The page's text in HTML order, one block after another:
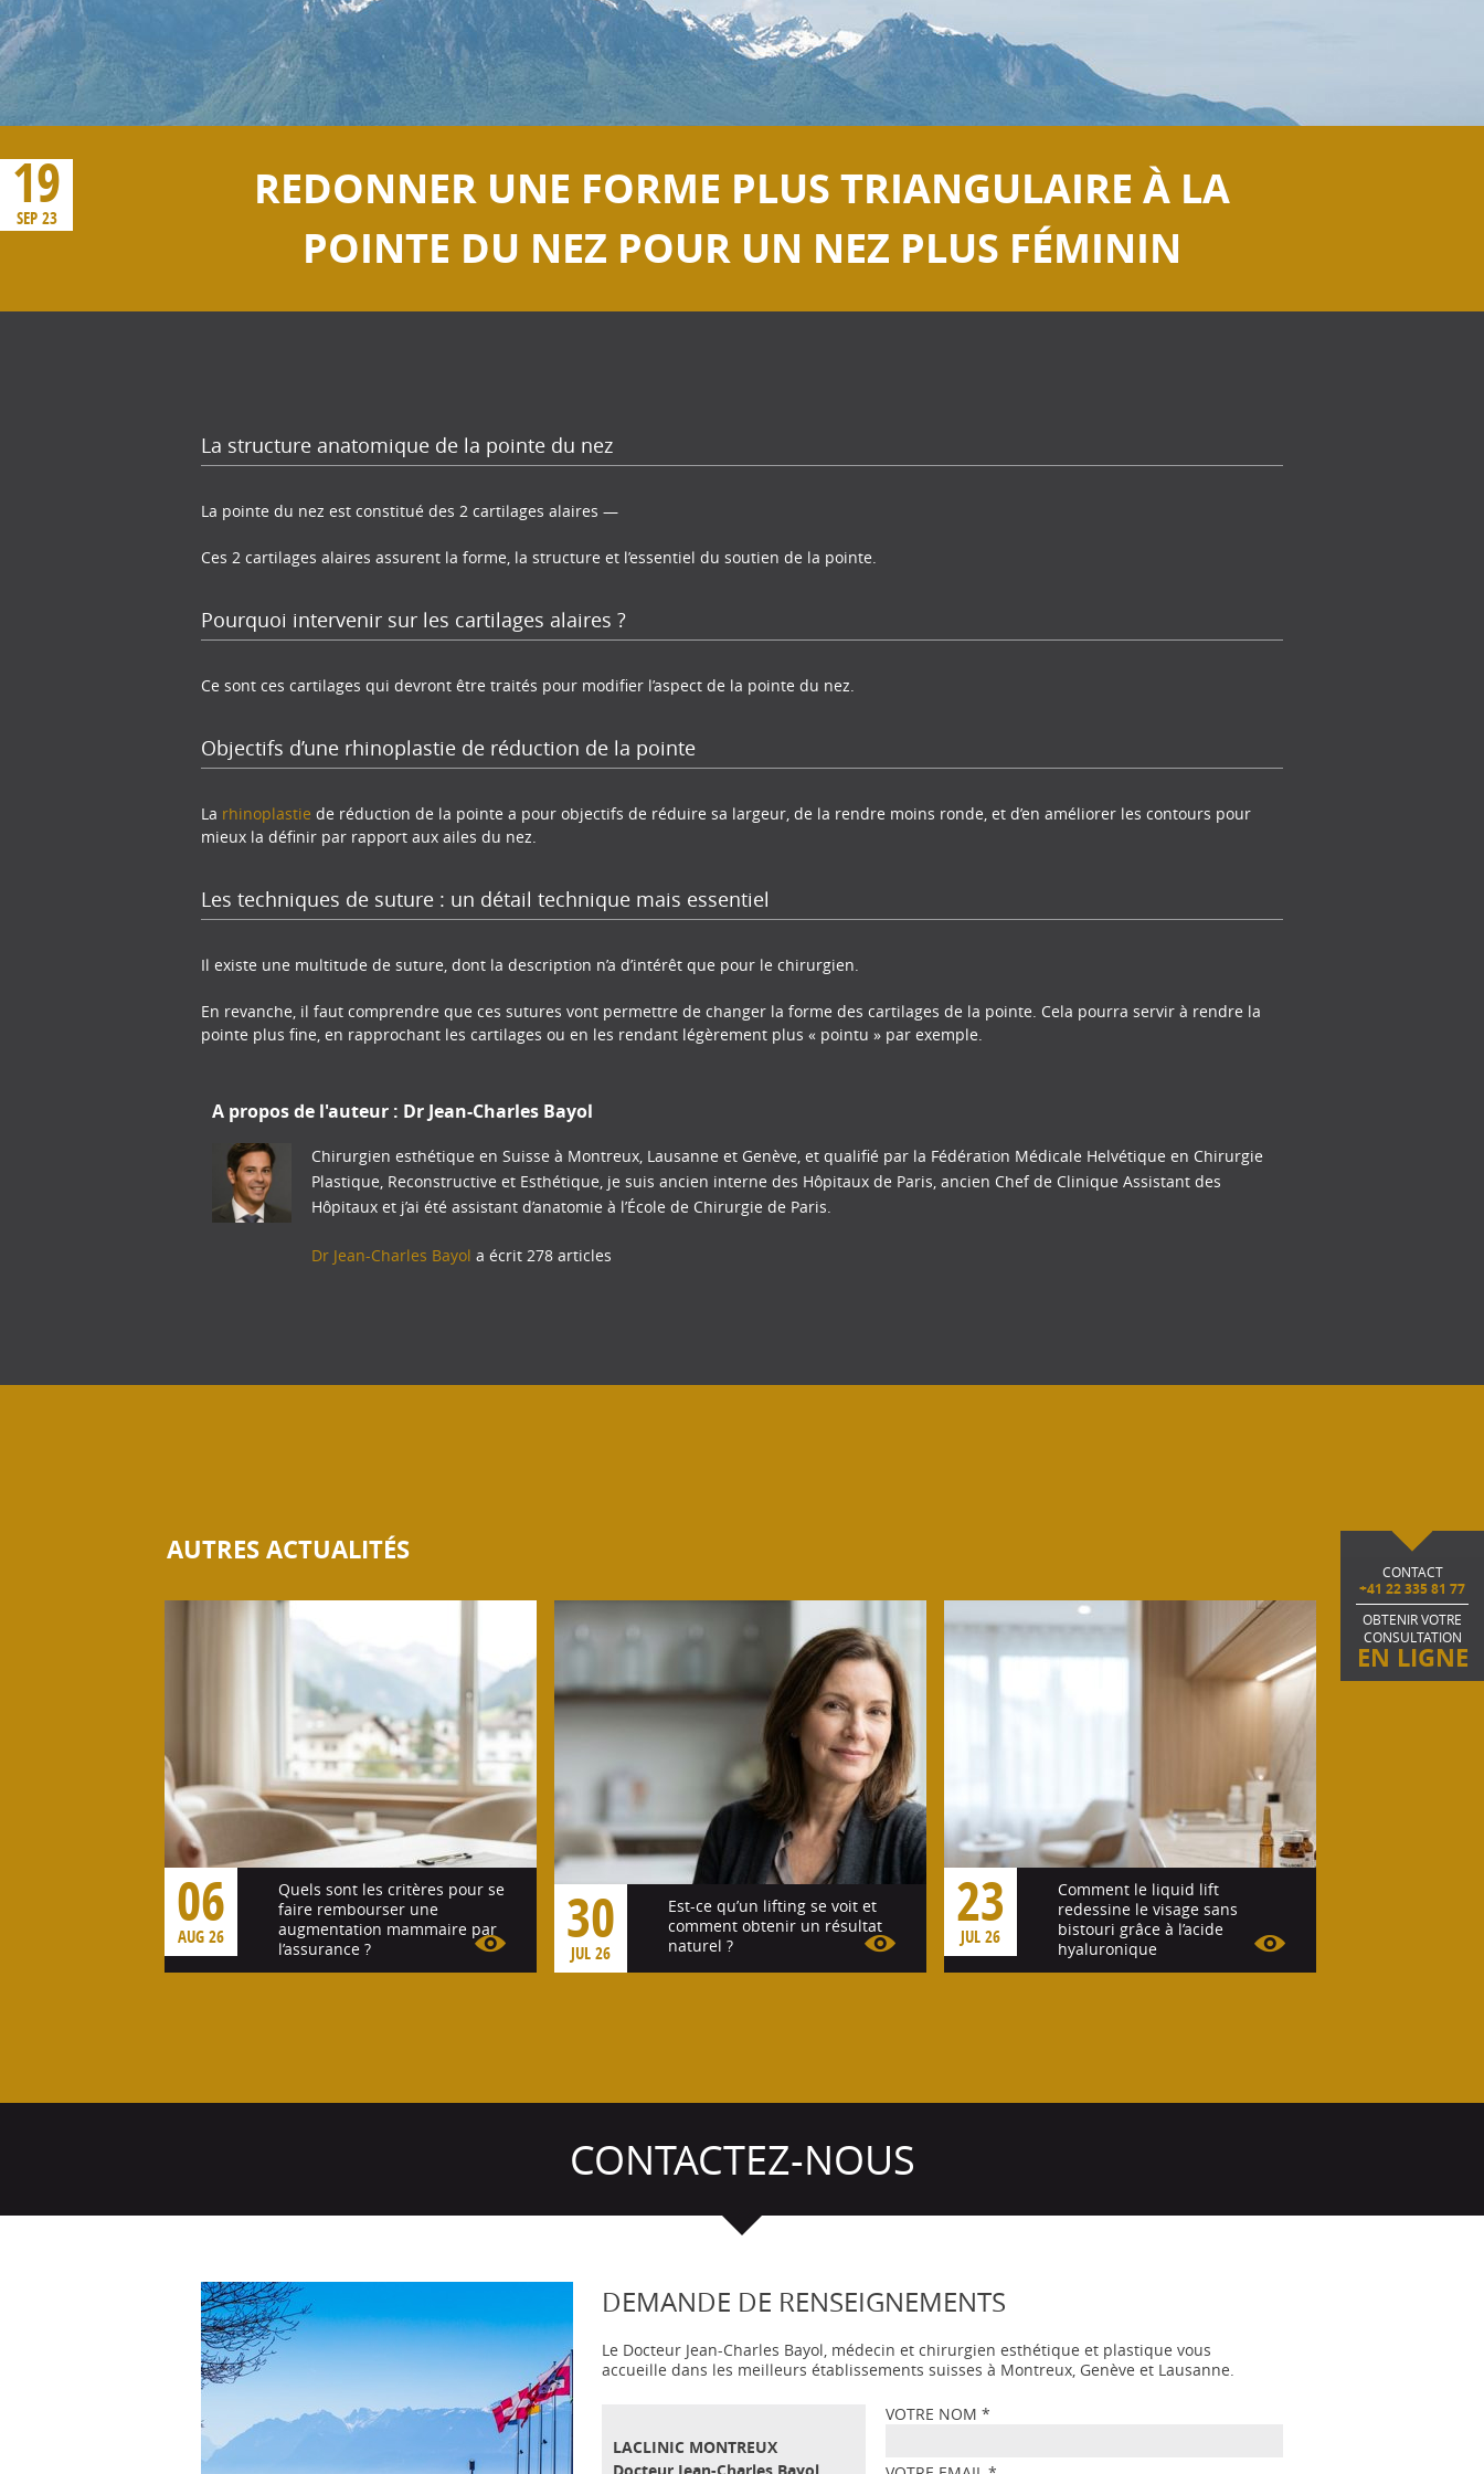
CONTACT
+41 22 335 81 77
OBTENIR VOTRE
CONSULTATION
EN LIGNE
19
SEP 23
REDONNER UNE FORME PLUS TRIANGULAIRE À LA
POINTE DU NEZ POUR UN NEZ PLUS FÉMININ
La structure anatomique de la pointe du nez
La pointe du nez est constitué des 2 cartilages alaires —
Ces 2 cartilages alaires assurent la forme, la structure et l’essentiel du soutien de la pointe.
Pourquoi intervenir sur les cartilages alaires ?
Ce sont ces cartilages qui devront être traités pour modifier l’aspect de la pointe du nez.
Objectifs d’une rhinoplastie de réduction de la pointe
La rhinoplastie de réduction de la pointe a pour objectifs de réduire sa largeur, de la rendre moins ronde, et d’en améliorer les contours pour
mieux la définir par rapport aux ailes du nez.
Les techniques de suture : un détail technique mais essentiel
Il existe une multitude de suture, dont la description n’a d’intérêt que pour le chirurgien.
En revanche, il faut comprendre que ces sutures vont permettre de changer la forme des cartilages de la pointe. Cela pourra servir à rendre la
pointe plus fine, en rapprochant les cartilages ou en les rendant légèrement plus « pointu » par exemple.
A propos de l'auteur : Dr Jean-Charles Bayol
Chirurgien esthétique en Suisse à Montreux, Lausanne et Genève, et qualifié par la Fédération Médicale Helvétique en Chirurgie
Plastique, Reconstructive et Esthétique, je suis ancien interne des Hôpitaux de Paris, ancien Chef de Clinique Assistant des
Hôpitaux et j’ai été assistant d’anatomie à l’École de Chirurgie de Paris.
Dr Jean-Charles Bayol a écrit 278 articles
AUTRES ACTUALITÉS
06
AUG 26
Quels sont les critères pour se
faire rembourser une
augmentation mammaire par
l’assurance ?
30
JUL 26
Est-ce qu’un lifting se voit et
comment obtenir un résultat
naturel ?
23
JUL 26
Comment le liquid lift
redessine le visage sans
bistouri grâce à l’acide
hyaluronique
CONTACTEZ-NOUS
DEMANDE DE RENSEIGNEMENTS
Le Docteur Jean-Charles Bayol, médecin et chirurgien esthétique et plastique vous
accueille dans les meilleurs établissements suisses à Montreux, Genève et Lausanne.
LACLINIC MONTREUX
VOTRE NOM *